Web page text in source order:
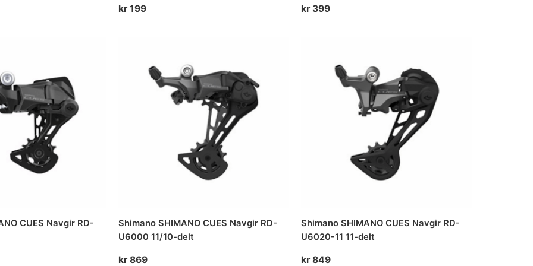
kr199 kr399
CUES Navgir RD-
Shimano SHIMANO CUES Navgir RD-
U6000 11/10-delt
kr869
Shimano SHIMANO CUES Navgir RD-
U6020-11 11-delt
kr849